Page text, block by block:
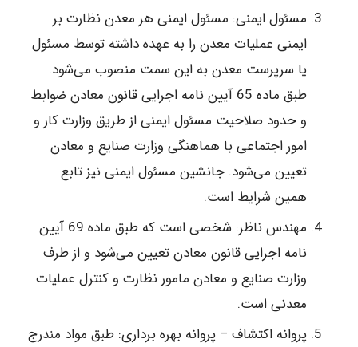
مسئول ایمنی: مسئول ایمنی هر معدن نظارت بر
ایمنی عملیات معدن را به عهده داشته توسط مسئول
یا سرپرست معدن به این سمت منصوب می‌شود.
طبق ماده 65 آیین نامه اجرایی قانون معادن ضوابط
و حدود صلاحیت مسئول ایمنی از طریق وزارت کار و
امور اجتماعی با هماهنگی ‎وزارت صنایع ‎و معادن
تعیین ‎می‌شود. جانشین‎ مسئول ایمنی نیز تابع
همین ‎شرایط است.
مهندس ناظر: شخصی است که طبق ماده 69 آیین
نامه اجرایی قانون معادن تعیین می‌شود و از طرف
وزارت صنایع و معادن مامور نظارت و کنترل عملیات
معدنی است.
پروانه اکتشاف – پروانه بهره برداری: طبق مواد مندرج